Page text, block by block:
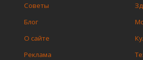
Советы
Блог
О сайте
Реклама